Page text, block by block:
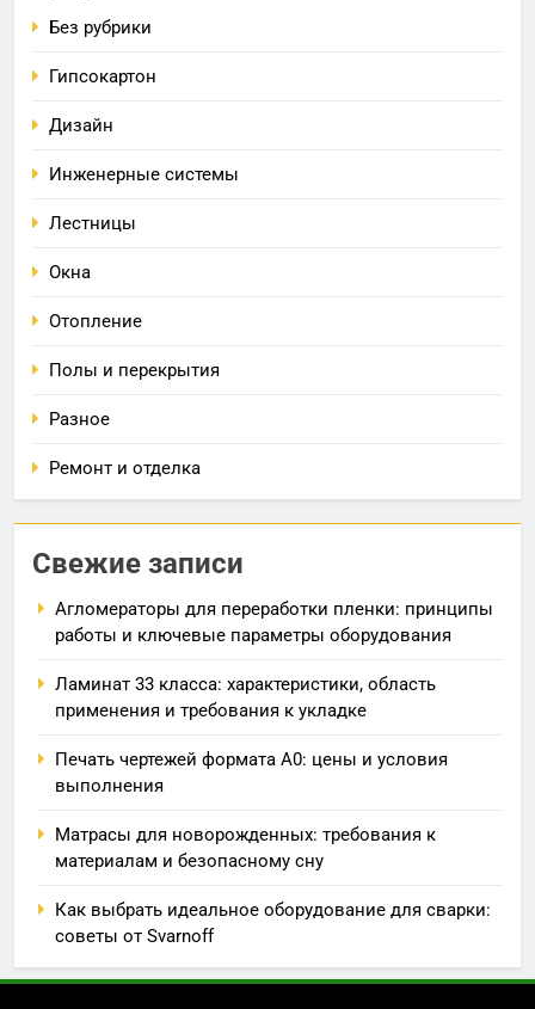
Без рубрики
Гипсокартон
Дизайн
Инженерные системы
Лестницы
Окна
Отопление
Полы и перекрытия
Разное
Ремонт и отделка
Свежие записи
Агломераторы для переработки пленки: принципы
работы и ключевые параметры оборудования
Ламинат 33 класса: характеристики, область
применения и требования к укладке
Печать чертежей формата А0: цены и условия
выполнения
Матрасы для новорожденных: требования к
материалам и безопасному сну
Как выбрать идеальное оборудование для сварки:
советы от Svarnoff